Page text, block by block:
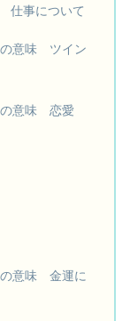
仕事について
の意味 ツイン
の意味 恋愛
の意味 金運に